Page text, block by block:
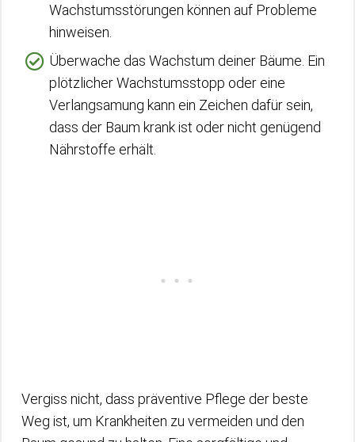
Wachstumsstörungen können auf Probleme
hinweisen.
Überwache das Wachstum deiner Bäume. Ein
plötzlicher Wachstumsstopp oder eine
Verlangsamung kann ein Zeichen dafür sein,
dass der Baum krank ist oder nicht genügend
Nährstoffe erhält.
Vergiss nicht, dass präventive Pflege der beste
Weg ist, um Krankheiten zu vermeiden und den